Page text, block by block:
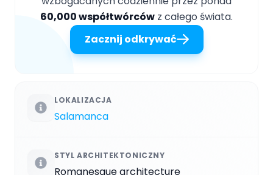
60,000 współtwórców z całego świata.
Zacznij odkrywać
LOKALIZACJA
Salamanca
STYL ARCHITEKTONICZNY
Romanesque architecture